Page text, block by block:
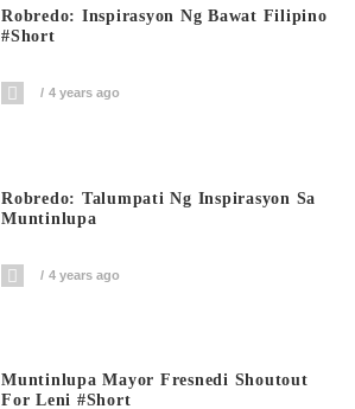
Robredo: Inspirasyon Ng Bawat Filipino
#short
4 years ago
Robredo: Talumpati Ng Inspirasyon Sa
Muntinlupa
4 years ago
Muntinlupa Mayor Fresnedi Shoutout
For Leni #short